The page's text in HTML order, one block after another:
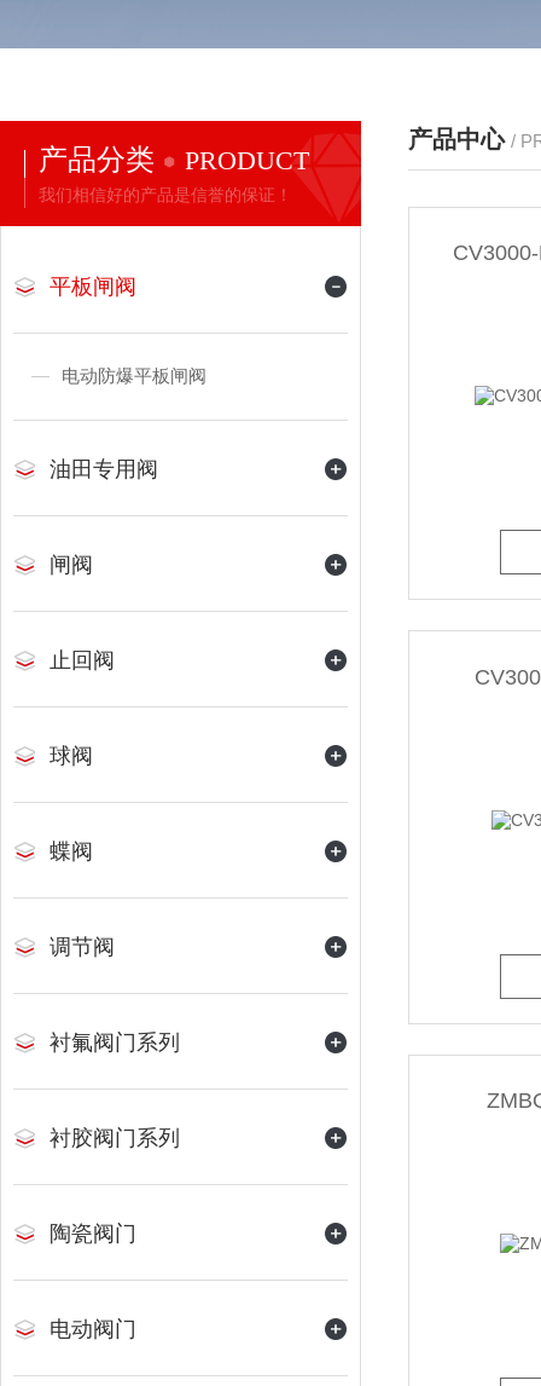
产品分类 PRODUCT
我们相信好的产品是信誉的保证！
平板闸阀
电动防爆平板闸阀
油田专用阀
闸阀
止回阀
球阀
蝶阀
调节阀
衬氟阀门系列
衬胶阀门系列
陶瓷阀门
电动阀门
产品中心 /